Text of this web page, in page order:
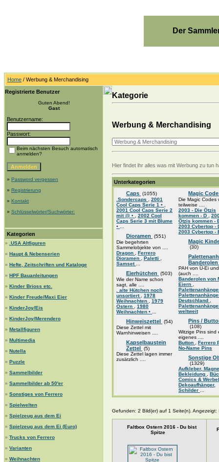
Der
Home / Werbung & Merchandising
Registrierte Benutzer
Guten Abend!
Gast
Benutzername:
Passwort:
Beim nächsten Besuch automatisch
anmelden?
» Password vergessen
» Registrierung
» Kontakt
» Schlüsselwörter/Suchwörter:
Kategorien
»
.USA Altfiguren
» Haupt & Nebenserien
» Hefte, Zeitschriften und Kataloge
» HPF Bauanleitungen
» Kinder Brioss etc.
» Kinder Freude/Maxi Eier
» KinderJoy/Eis
» KinderJoy/Merendero
» Metallfiguren
» Multimedia
» Nutella
» Puzzle
» Sammelbilder
» Sammelbilder ab 50'er
» Sonstiges von Ferrero
» Spielwelten
» Spielzeug aus dem Ei
» Spielzeug aus dem Ei (Euro)
» Trucks von Ferrero
» Varianten
» Weihnachten
Kategorie
Werbung & Merchandising
Hier findet ihr alles was mit Werbung zu tun
Unterkategorien
Caps (1055)
.Sondercaps
2001
Cool Caps Serie 1 •
2001 Cool Caps Serie 2
mit @ •
2002 Cool
Caps Serie 3 mit Blume
•
Dioramen
(551)
Die begehrten
Sammelobjekte von ....
Dragon
Ferrero
Dioramen
Paletti
Samset
Eierhütchen
(503)
Wie der Name schon
sagt, alle ....
. alte Hütchen noch
unsortiert
1978
Weihnachten
1979
Ostern
1980
Weihnachten •
Hinweiszettel (54)
Diese Zettel mit
Warnhinweisen ....
Kapselbaustein
Zettel (5)
Diese Zettel lagen immer
zusätzlich ....
Magic
Die Magic Codes
teilweise ....
2003 - Die Ötzis
kommen - D
Ötzis kommen -
2003 Cybertop -
2003 Cybertop -
Magic
(30)
Banderolen
PAH von Ü-Ei
(auch ....
Banderolen von
Eiern
Deutschland
weltweit
Pins /
(108)
Witzige Pins sind
eigenes ....
Button
Ferrero
No-Name Pins
Sonstige
(1329)
Aufkleber,
Bekleidung
Comics &
Dekoaufhänger,
Schilder
Gefunden: 2 Bild(er) auf 1 Seite(n). Angezeigt:
Faltbox Ostern 2016 - Du bist
Spitze